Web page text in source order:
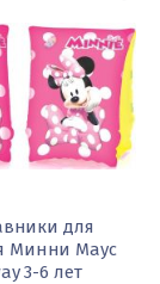
для
Минни Маус
3-6 лет